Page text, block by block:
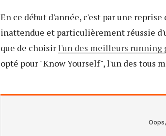
En ce début d'année, c'est par une
inattendue et particulièrement réussie
que de choisirl'un des meilleurs running
opté pour "Know Yourself", l'un des tous